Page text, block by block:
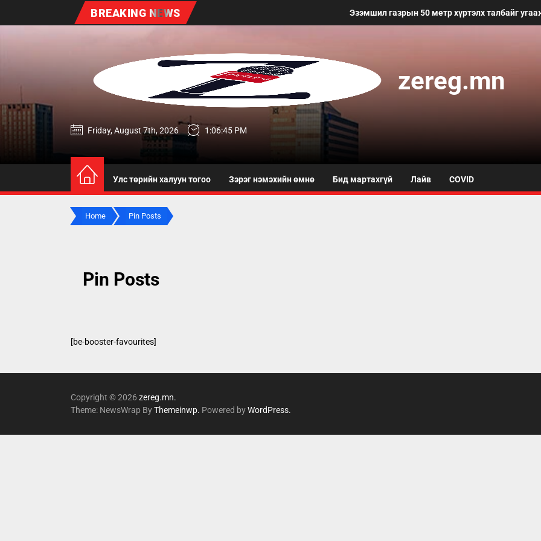
BREAKING NEWS Эзэмшил газрын 50 метр хүртэлх талбайг угааж,
zereg.mn
zereg.mn
Friday, August 7th, 2026 1:06:45 PM
Улс төрийн халуун тогоо Зэрэг нэмэхийн өмнө Бид мартахгүй Лайв COVID
Home Pin Posts
Pin Posts
[be-booster-favourites]
Copyright © 2026 zereg.mn.
Theme: NewsWrap ByThemeinwp. Powered byWordPress.